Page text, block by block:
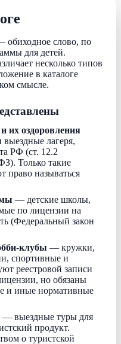
обиходное слово, по
для детей.
несколько типов
в каталоге
смысле.
их оздоровления
лагеря,
РФ (ст. 12.2
Только такие
право называться
— детские школы,
по лицензии на
(Федеральный закон
клубы — кружки,
спортивные и
реестровой записи
но обязаны
и иные нормативные
— выездные туры для
продукт.
о туристской